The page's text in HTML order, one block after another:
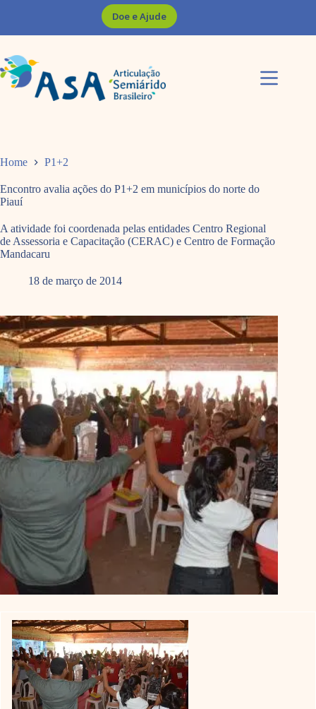
Doe e Ajude
Home P1+2
Encontro avalia ações do P1+2 em municípios do norte do
Piauí
A atividade foi coordenada pelas entidades Centro Regional
de Assessoria e Capacitação (CERAC) e Centro de Formação
Mandacaru
18 de março de 2014